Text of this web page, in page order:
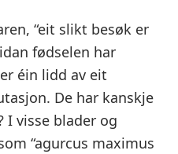
“eit slikt besøk er
fødselen har
éin lidd av eit
De har kanskje
I visse blader og
“agurcus maximus